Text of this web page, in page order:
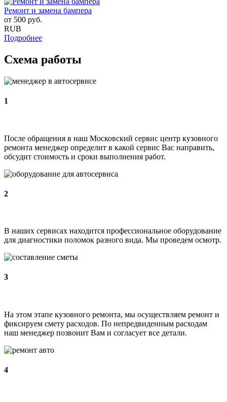
Ремонт и замена бампера
от 500 руб.
RUB
Подробнее
Схема работы
1
После обращения в наш Московский сервис центр кузовного
ремонта менеджер определит в какой сервис Вас направить,
обсудит стоимость и сроки выполнения работ.
2
В наших сервисах находится профессиональное оборудование
для диагностики поломок разного вида. Мы проведем осмотр.
3
На этом этапе кузовного ремонта, мы осуществляем ремонт и
фиксируем смету расходов. По непредвиденным расходам
наш менеджер позвонит Вам и согласует все детали.
4